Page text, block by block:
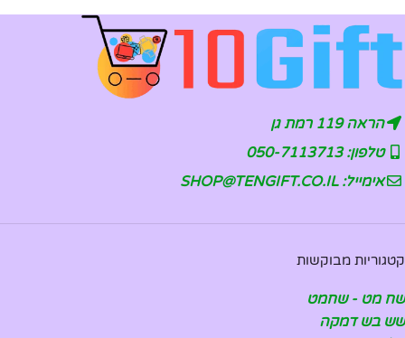
הראה 119 רמת גן
טלפון: 050-7113713
אימייל: SHOP@TENGIFT.CO.IL
קטגוריות מבוקשות
שח מט - שחמט
שש בש דמקה